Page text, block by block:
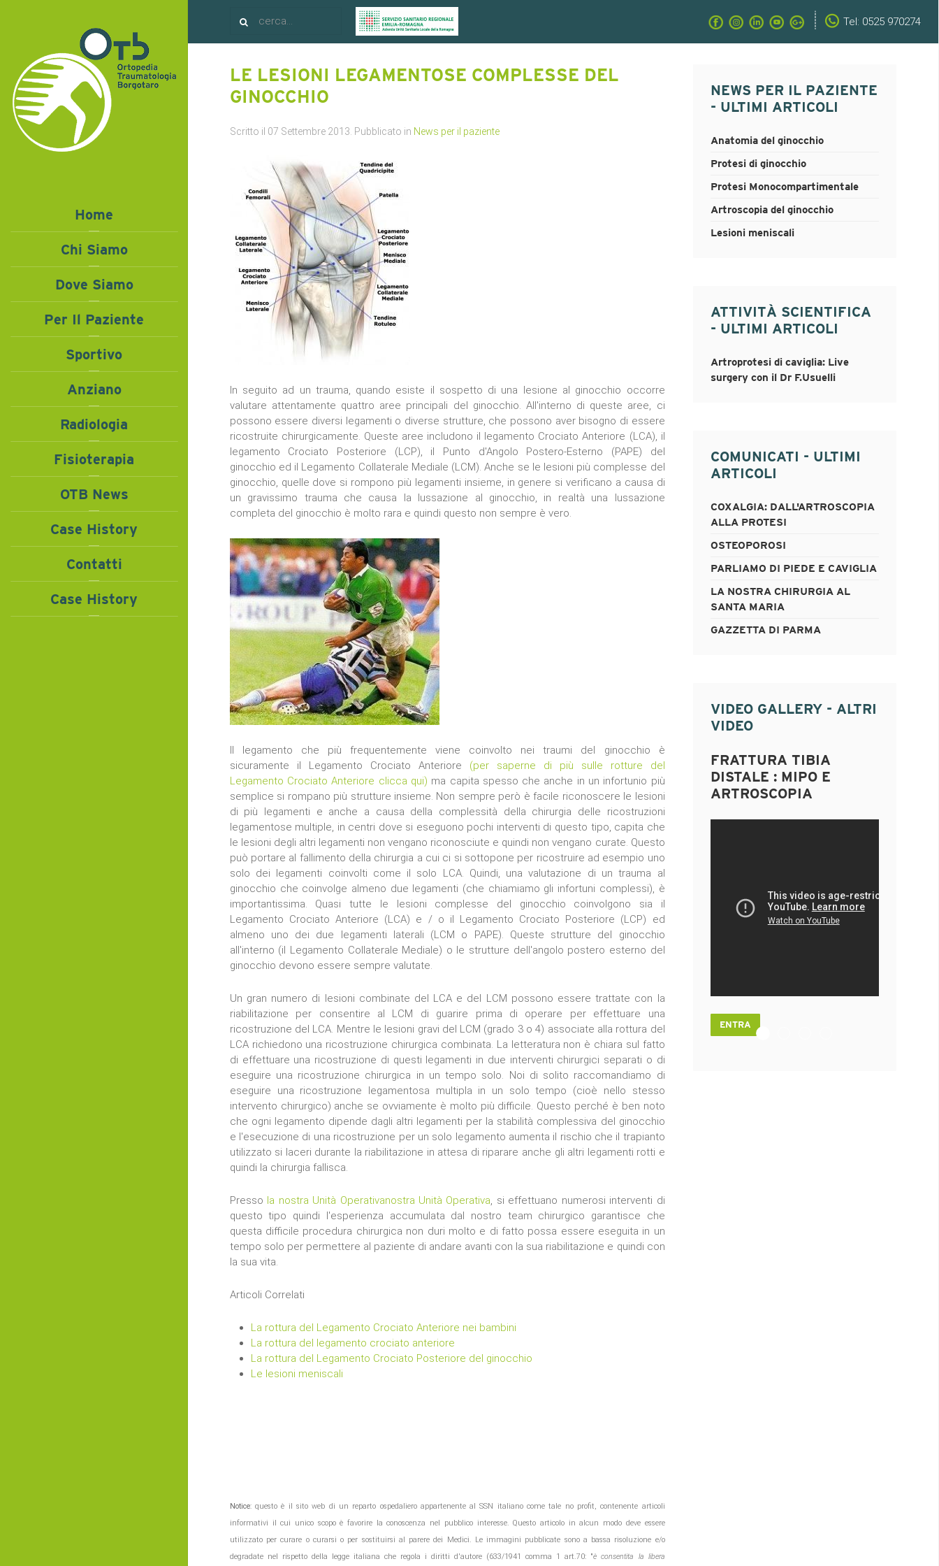
Home
Chi Siamo
Dove Siamo
Per Il Paziente
Sportivo
Anziano
Radiologia
Fisioterapia
OTB News
Case History
Contatti
Case History
Tel: 0525 970274
LE LESIONI LEGAMENTOSE COMPLESSE DEL
GINOCCHIO
Scritto il 07 Settembre 2013 . Pubblicato in News per il paziente
In seguito ad un trauma, quando esiste il sospetto di una lesione al ginocchio occorre
valutare attentamente quattro aree principali del ginocchio. All'interno di queste aree, ci
possono essere diversi legamenti o diverse strutture, che possono aver bisogno di essere
ricostruite chirurgicamente. Queste aree includono il legamento Crociato Anteriore (LCA), il
legamento Crociato Posteriore (LCP), il Punto d'Angolo Postero-Esterno (PAPE) del
ginocchio ed il Legamento Collaterale Mediale (LCM). Anche se le lesioni più complesse del
ginocchio, quelle dove si rompono più legamenti insieme, in genere si verificano a causa di
un gravissimo trauma che causa la lussazione al ginocchio, in realtà una lussazione
completa del ginocchio è molto rara e quindi questo non sempre è vero.
Il legamento che più frequentemente viene coinvolto nei traumi del ginocchio è
sicuramente il Legamento Crociato Anteriore (per saperne di più sulle rotture del
Legamento Crociato Anteriore clicca qui) ma capita spesso che anche in un infortunio più
semplice si rompano più strutture insieme. Non sempre però è facile riconoscere le lesioni
di più legamenti e anche a causa della complessità della chirurgia delle ricostruzioni
legamentose multiple, in centri dove si eseguono pochi interventi di questo tipo, capita che
le lesioni degli altri legamenti non vengano riconosciute e quindi non vengano curate. Questo
può portare al fallimento della chirurgia a cui ci si sottopone per ricostruire ad esempio uno
solo dei legamenti coinvolti come il solo LCA. Quindi, una valutazione di un trauma al
ginocchio che coinvolge almeno due legamenti (che chiamiamo gli infortuni complessi), è
importantissima. Quasi tutte le lesioni complesse del ginocchio coinvolgono sia il
Legamento Crociato Anteriore (LCA) e / o il Legamento Crociato Posteriore (LCP) ed
almeno uno dei due legamenti laterali (LCM o PAPE). Queste strutture del ginocchio
all'interno (il Legamento Collaterale Mediale) o le strutture dell'angolo postero esterno del
ginocchio devono essere sempre valutate.
Un gran numero di lesioni combinate del LCA e del LCM possono essere trattate con la
riabilitazione per consentire al LCM di guarire prima di operare per effettuare una
ricostruzione del LCA. Mentre le lesioni gravi del LCM (grado 3 o 4) associate alla rottura del
LCA richiedono una ricostruzione chirurgica combinata. La letteratura non è chiara sul fatto
di effettuare una ricostruzione di questi legamenti in due interventi chirurgici separati o di
eseguire una ricostruzione chirurgica in un tempo solo. Noi di solito raccomandiamo di
eseguire una ricostruzione legamentosa multipla in un solo tempo (cioè nello stesso
intervento chirurgico) anche se ovviamente è molto più difficile. Questo perché è ben noto
che ogni legamento dipende dagli altri legamenti per la stabilità complessiva del ginocchio
e l'esecuzione di una ricostruzione per un solo legamento aumenta il rischio che il trapianto
utilizzato si laceri durante la riabilitazione in attesa di riparare anche gli altri legamenti rotti e
quindi la chirurgia fallisca.
Presso la nostra Unità Operativanostra Unità Operativa, si effettuano numerosi interventi di
questo tipo quindi l'esperienza accumulata dal nostro team chirurgico garantisce che
questa difficile procedura chirurgica non duri molto e di fatto possa essere eseguita in un
tempo solo per permettere al paziente di andare avanti con la sua riabilitazione e quindi con
la sua vita.
Articoli Correlati
La rottura del Legamento Crociato Anteriore nei bambini
La rottura del legamento crociato anteriore
La rottura del Legamento Crociato Posteriore del ginocchio
Le lesioni meniscali
Notice: questo è il sito web di un reparto ospedaliero appartenente al SSN italiano come tale no profit, contenente articoli
informativi il cui unico scopo è favorire la conoscenza nel pubblico interesse. Questo articolo in alcun modo deve essere
utilizzato per curare o curarsi o per sostituirsi al parere dei Medici. Le immagini pubblicate sono a bassa risoluzione e/o
degradate nel rispetto della legge italiana che regola i diritti d'autore (633/1941 comma 1 art.70: "è consentita la libera
NEWS PER IL PAZIENTE
- ULTIMI ARTICOLI
Anatomia del ginocchio
Protesi di ginocchio
Protesi Monocompartimentale
Artroscopia del ginocchio
Lesioni meniscali
ATTIVITÀ SCIENTIFICA
- ULTIMI ARTICOLI
Artroprotesi di caviglia: Live
surgery con il Dr F.Usuelli
COMUNICATI - ULTIMI
ARTICOLI
COXALGIA: DALL'ARTROSCOPIA
ALLA PROTESI
OSTEOPOROSI
PARLIAMO DI PIEDE E CAVIGLIA
LA NOSTRA CHIRURGIA AL
SANTA MARIA
GAZZETTA DI PARMA
VIDEO GALLERY - ALTRI
VIDEO
FRATTURA TIBIA
DISTALE : MIPO E
ARTROSCOPIA
ENTRA